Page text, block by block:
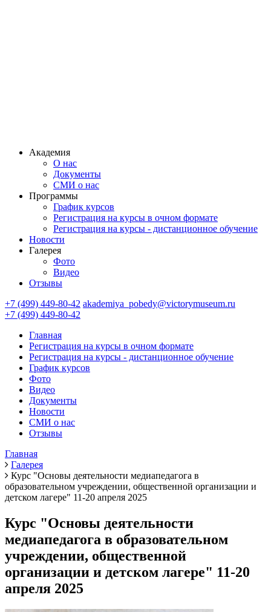
Академия
О нас
Документы
СМИ о нас
Программы
График курсов
Регистрация на курсы в очном формате
Регистрация на курсы - дистанционное обучение
Новости
Галерея
Фото
Видео
Отзывы
+7 (499) 449-80-42 akademiya_pobedy@victorymuseum.ru
+7 (499) 449-80-42
Главная
Регистрация на курсы в очном формате
Регистрация на курсы - дистанционное обучение
График курсов
Фото
Видео
Документы
Новости
СМИ о нас
Отзывы
Главная
Галерея
Курс "Основы деятельности медиапедагога в
образовательном учреждении, общественной организации и
детском лагере" 11-20 апреля 2025
Курс "Основы деятельности
медиапедагога в образовательном
учреждении, общественной
организации и детском лагере" 11-20
апреля 2025